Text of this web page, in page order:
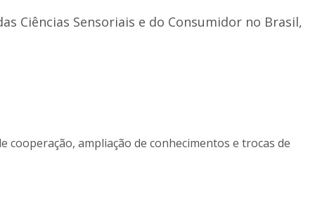
Ciências Sensoriais e do Consumidor no Brasil,
ampliação de conhecimentos e trocas de